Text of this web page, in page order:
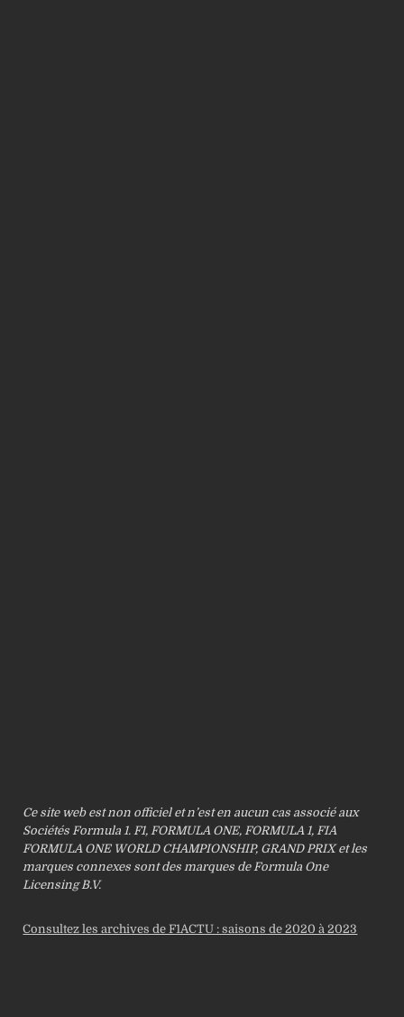
Ce site web est non officiel et n’est en aucun cas associé aux
Sociétés Formula 1. F1, FORMULA ONE, FORMULA 1, FIA
FORMULA ONE WORLD CHAMPIONSHIP, GRAND PRIX et les
marques connexes sont des marques de Formula One
Licensing B.V.
Consultez les archives de F1ACTU : saisons de 2020 à 2023